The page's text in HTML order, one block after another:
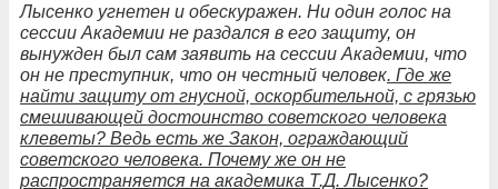
Лысенко угнетен и обескуражен. Ни один голос на
сессии Академии не раздался в его защиту, он
вынужден был сам заявить на сессии Академии, что
он не преступник, что он честный человек. Где же
найти защиту от гнусной, оскорбительной, с грязью
смешивающей достоинство советского человека
клеветы? Ведь есть же Закон, ограждающий
советского человека. Почему же он не
распространяется на академика Т.Д. Лысенко?